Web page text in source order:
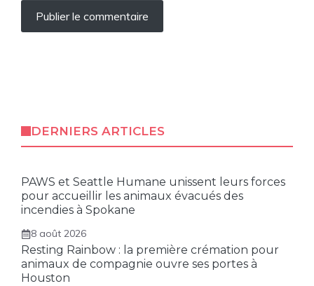
DERNIERS ARTICLES
PAWS et Seattle Humane unissent leurs forces
pour accueillir les animaux évacués des
incendies à Spokane
8 août 2026
Resting Rainbow : la première crémation pour
animaux de compagnie ouvre ses portes à
Houston